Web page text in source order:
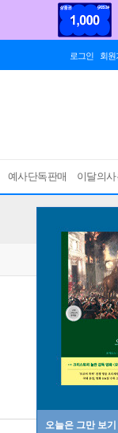
로그인 회원
예사단독판매 이달의
오늘은 그만 보기